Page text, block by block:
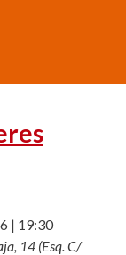
| 19:30
14 (Esq. C/